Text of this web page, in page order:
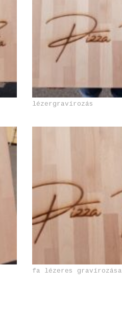
lézergravírozás
fa lézeres gravírozása